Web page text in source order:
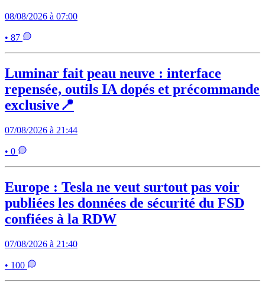
08/08/2026 à 07:00
• 87
Luminar fait peau neuve : interface
repensée, outils IA dopés et précommande
exclusive📍
07/08/2026 à 21:44
• 0
Europe : Tesla ne veut surtout pas voir
publiées les données de sécurité du FSD
confiées à la RDW
07/08/2026 à 21:40
• 100